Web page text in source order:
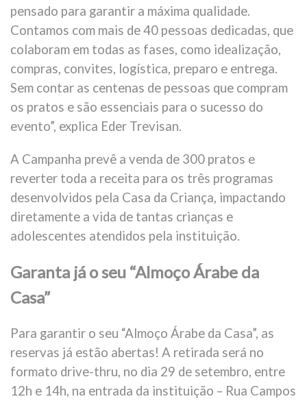
pensado para garantir a máxima qualidade.
Contamos com mais de 40 pessoas dedicadas, que
colaboram em todas as fases, como idealização,
compras, convites, logística, preparo e entrega.
Sem contar as centenas de pessoas que compram
os pratos e são essenciais para o sucesso do
evento”, explica Eder Trevisan.
A Campanha prevê a venda de 300 pratos e
reverter toda a receita para os três programas
desenvolvidos pela Casa da Criança, impactando
diretamente a vida de tantas crianças e
adolescentes atendidos pela instituição.
Garanta já o seu “Almoço Árabe da
Casa”
Para garantir o seu “Almoço Árabe da Casa”, as
reservas já estão abertas! A retirada será no
formato drive-thru, no dia 29 de setembro, entre
12h e 14h, na entrada da instituição – Rua Campos